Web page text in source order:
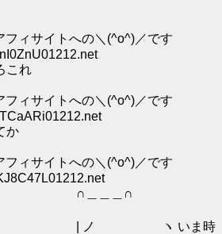
フィサイトへの＼(^o^)／です
これ
フィサイトへの＼(^o^)／です
か
フィサイトへの＼(^o^)／です
＿＿∩
いま時